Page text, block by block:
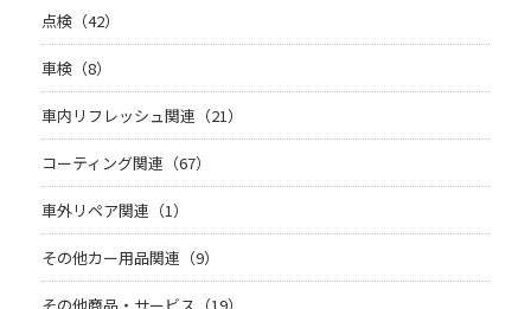
点検（42）
車検（8）
車内リフレッシュ関連（21）
コーティング関連（67）
車外リペア関連（1）
その他カー用品関連（9）